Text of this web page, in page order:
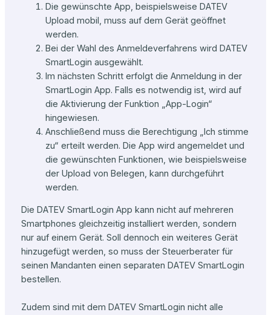
Die gewünschte App, beispielsweise DATEV
Upload mobil, muss auf dem Gerät geöffnet
werden.
Bei der Wahl des Anmeldeverfahrens wird DATEV
SmartLogin ausgewählt.
Im nächsten Schritt erfolgt die Anmeldung in der
SmartLogin App. Falls es notwendig ist, wird auf
die Aktivierung der Funktion „App-Login“
hingewiesen.
Anschließend muss die Berechtigung „Ich stimme
zu“ erteilt werden. Die App wird angemeldet und
die gewünschten Funktionen, wie beispielsweise
der Upload von Belegen, kann durchgeführt
werden.
Die DATEV SmartLogin App kann nicht auf mehreren
Smartphones gleichzeitig installiert werden, sondern
nur auf einem Gerät. Soll dennoch ein weiteres Gerät
hinzugefügt werden, so muss der Steuerberater für
seinen Mandanten einen separaten DATEV SmartLogin
bestellen.
Zudem sind mit dem DATEV SmartLogin nicht alle